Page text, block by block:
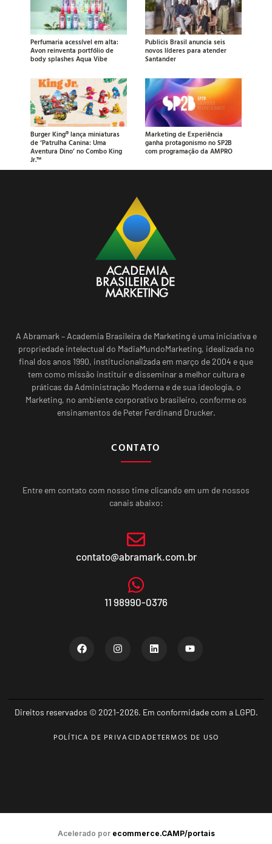
Perfumaria acessível em alta:
Avon reinventa portfólio de
body splashes Aqua Vibe
Publicis Brasil anuncia seis
novos líderes para atender
Santander
Burger King® lança miniaturas
de ‘Patrulha Canina: Uma
Aventura Dino’ no Combo King
Jr.™
Marketing de Experiência
ganha protagonismo no SP2B
com programação da AMPRO
A Abramark – Academia Brasileira de Marketing é uma iniciativa e
propriedade intelectual do MadiaMundoMarketing, idealizada no
final dos anos 1990, institucionalizada em março de 2004 e que
tem como missão instituir e disseminar a melhor cultura e
práticas da Administração Moderna e de sua ideologia, o
Marketing, no ambiente corporativo brasileiro, conforme os
ensinamentos de Peter Ferdinand Drucker.
CONTATO
Entre em contato com nosso time clicando em um de nossos
canais abaixo:
contato@abramark.com.br
11 98990-0376
Direitos reservados © 2021-2026. Em conformidade com a LGPD.
POLÍTICA DE PRIVACIDADETERMOS DE USO
Acelerado por ecommerce.CAMP/portais